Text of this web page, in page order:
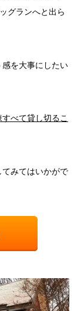
グランへと出ら
を大事にしたい
すべて貸し切るこ
みてはいかがで